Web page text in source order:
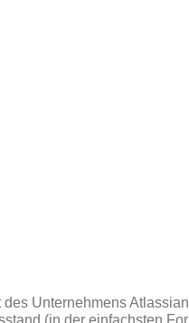
Unternehmens